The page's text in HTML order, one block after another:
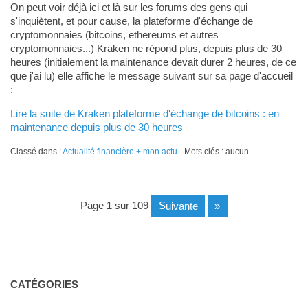
On peut voir déjà ici et là sur les forums des gens qui
s'inquiètent, et pour cause, la plateforme d'échange de
cryptomonnaies (bitcoins, ethereums et autres
cryptomonnaies...) Kraken ne répond plus, depuis plus de 30
heures (initialement la maintenance devait durer 2 heures, de ce
que j'ai lu) elle affiche le message suivant sur sa page d'accueil
:
Lire la suite de Kraken plateforme d'échange de bitcoins : en
maintenance depuis plus de 30 heures
Classé dans :Actualité financière + mon actu - Mots clés : aucun
page 1 sur 109 suivante »
CATÉGORIES